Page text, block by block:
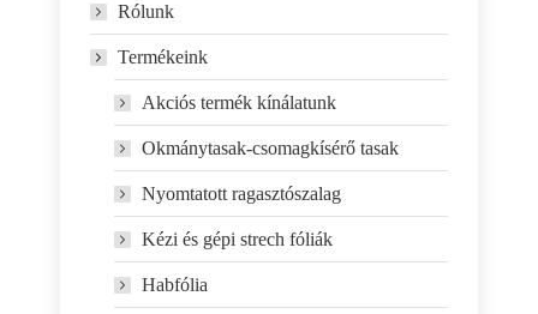
Rólunk
Termékeink
Akciós termék kínálatunk
Okmánytasak-csomagkísérő tasak
Nyomtatott ragasztószalag
Kézi és gépi strech fóliák
Habfólia